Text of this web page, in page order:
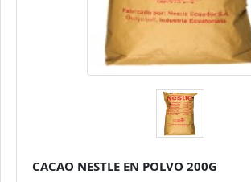
CACAO NESTLE EN POLVO 200G